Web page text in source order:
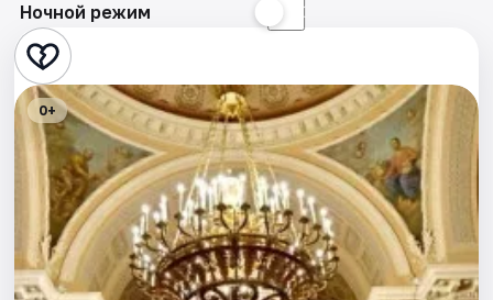
Театр
Стендап
Выставки
Квесты
Экскурсии
Спорт
Ночной режим ☾
0+